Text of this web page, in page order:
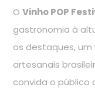
OVinho POP
gastronomia à
os destaques, um
artesanais
convida o público